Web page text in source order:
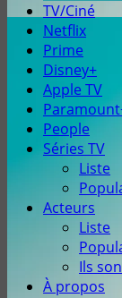
TV/Ciné
Netflix
Prime
Disney+
Apple TV
People
Séries TV
Liste
Acteurs
Liste
Ils
À propos